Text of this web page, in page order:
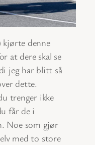
kjørte denne
at dere skal se
jeg har blitt så
dette.
trenger ikke
får de i
Noe som gjør
med to store